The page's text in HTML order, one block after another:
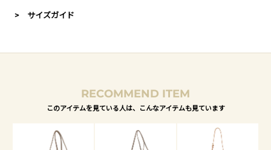
> サイズガイド
RECOMMEND ITEM
このアイテムを見ている人は、こんなアイテムも見ています